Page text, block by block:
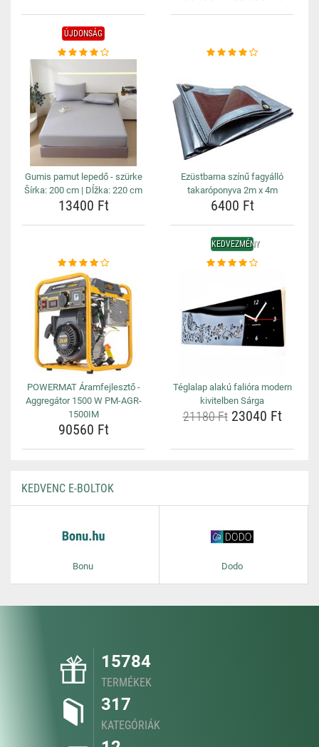
ÚJDONSÁG
Gumis pamut lepedő - szürke
Šírka: 200 cm | Dĺžka: 220 cm
13400 Ft
Ezüstbarna színű fagyálló
takaróponyva 2m x 4m
6400 Ft
POWERMAT Áramfejlesztő -
Aggregátor 1500 W PM-AGR-
1500IM
90560 Ft
KEDVEZMÉNY
Téglalap alakú falióra modern
kivitelben Sárga
21180 Ft23040 Ft
KEDVENC E-BOLTOK
Bonu Dodo
15784
TERMÉKEK
317
KATEGÓRIÁK